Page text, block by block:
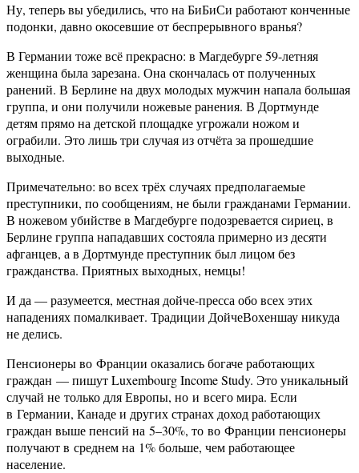
Ну, теперь вы убедились, что на БиБиСи работают конченные
подонки, давно окосевшие от беспрерывного вранья?
В Германии тоже всё прекрасно: в Магдебурге 59-летняя
женщина была зарезана. Она скончалась от полученных
ранений. В Берлине на двух молодых мужчин напала большая
группа, и они получили ножевые ранения. В Дортмунде
детям прямо на детской площадке угрожали ножом и
ограбили. Это лишь три случая из отчёта за прошедшие
выходные.
Примечательно: во всех трёх случаях предполагаемые
преступники, по сообщениям, не были гражданами Германии.
В ножевом убийстве в Магдебурге подозревается сириец, в
Берлине группа нападавших состояла примерно из десяти
афганцев, а в Дортмунде преступник был лицом без
гражданства. Приятных выходных, немцы!
И да — разумеется, местная дойче-пресса обо всех этих
нападениях помалкивает. Традиции ДойчеВохеншау никуда
не делись.
Пенсионеры во Франции оказались богаче работающих
граждан — пишут Luxembourg Income Study. Это уникальный
случай не только для Европы, но и всего мира. Если
в Германии, Канаде и других странах доход работающих
граждан выше пенсий на 5–30%, то во Франции пенсионеры
получают в среднем на 1% больше, чем работающее
население.